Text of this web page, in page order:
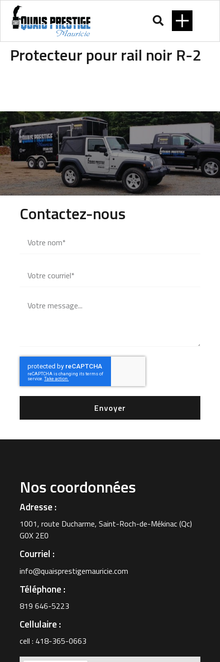
Protecteur pour rail noir R-2
Contactez-nous
Envoyer
Nos coordonnées
Adresse :
1001, route Ducharme, Saint-Roch-de-Mékinac (Qc)
G0X 2E0
Courriel :
info@quaisprestigemauricie.com
Téléphone :
819 646-5223
Cellulaire :
cell : 418-365-0663